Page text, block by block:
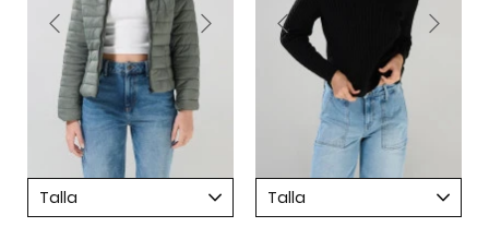
Talla Talla